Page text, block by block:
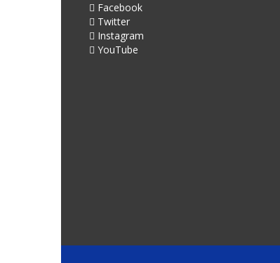
Facebook
Twitter
Instagram
YouTube